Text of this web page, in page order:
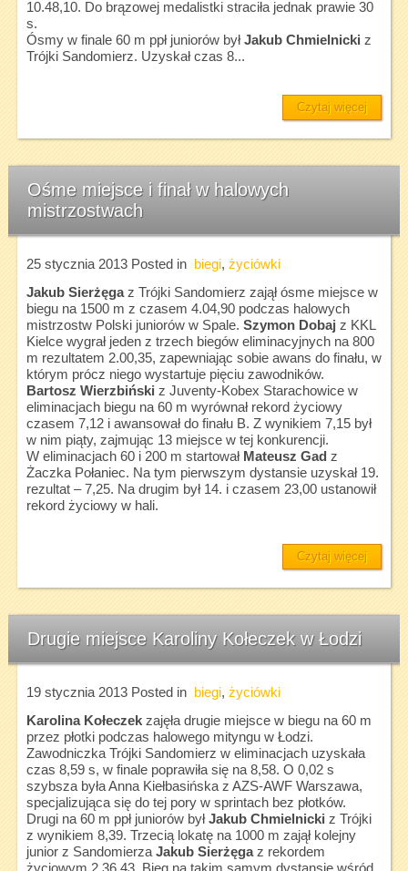
10.48,10. Do brązowej medalistki straciła jednak prawie 30
s.
Ósmy w finale 60 m ppł juniorów byłJakub Chmielnicki z
Trójki Sandomierz. Uzyskał czas 8...
Czytaj więcej
Ośme miejsce i finał w halowych
mistrzostwach
25 stycznia 2013Posted in biegi, życiówki
Jakub Sierżęgaz Trójki Sandomierz zajął ósme miejsce w
biegu na 1500 m z czasem 4.04,90 podczas halowych
mistrzostw Polski juniorów w Spale. Szymon Dobaj z KKL
Kielce wygrał jeden z trzech biegów eliminacyjnych na 800
m rezultatem 2.00,35, zapewniając sobie awans do finału, w
którym prócz niego wystartuje pięciu zawodników.
Bartosz Wierzbiński z Juventy-Kobex Starachowice w
eliminacjach biegu na 60 m wyrównał rekord życiowy
czasem 7,12 i awansował do finału B. Z wynikiem 7,15 był
w nim piąty, zajmując 13 miejsce w tej konkurencji.
W eliminacjach 60 i 200 m startował Mateusz Gad z
Żaczka Połaniec. Na tym pierwszym dystansie uzyskał 19.
rezultat – 7,25. Na drugim był 14. i czasem 23,00 ustanowił
rekord życiowy w hali.
Czytaj więcej
Drugie miejsce Karoliny Kołeczek w Łodzi
19 stycznia 2013Posted in biegi, życiówki
Karolina Kołeczekzajęła drugie miejsce w biegu na 60 m
przez płotki podczas halowego mityngu w Łodzi.
Zawodniczka Trójki Sandomierz w eliminacjach uzyskała
czas 8,59 s, w finale poprawiła się na 8,58. O 0,02 s
szybsza była Anna Kiełbasińska z AZS-AWF Warszawa,
specjalizująca się do tej pory w sprintach bez płotków.
Drugi na 60 m ppł juniorów byłJakub Chmielnicki z Trójki
z wynikiem 8,39. Trzecią lokatę na 1000 m zajął kolejny
junior z Sandomierza Jakub Sierżęgaz rekordem